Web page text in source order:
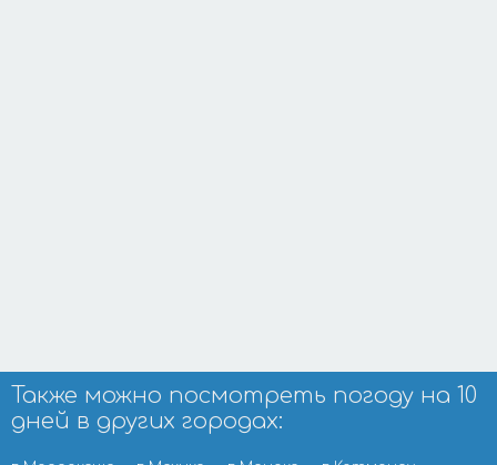
Также можно посмотреть погоду на 10
дней в других городах: